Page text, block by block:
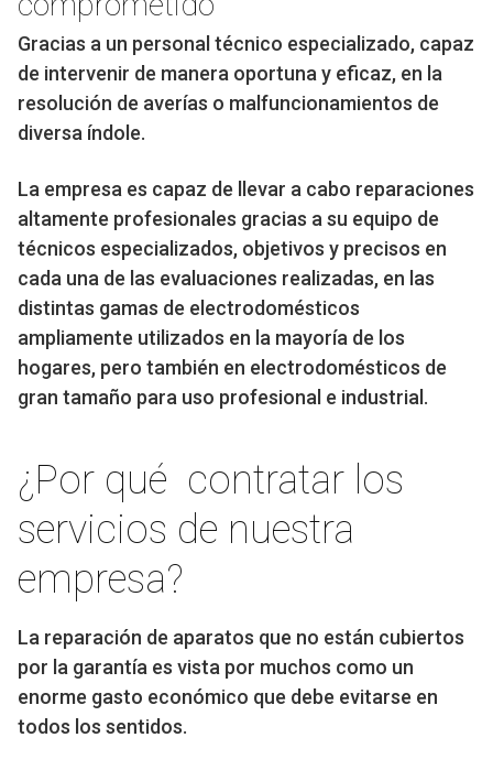
Gracias a un personal técnico especializado, capaz
de intervenir de manera oportuna y eficaz, en la
resolución de averías o malfuncionamientos de
diversa índole.
La empresa es capaz de llevar a cabo reparaciones
altamente profesionales gracias a su equipo de
técnicos especializados, objetivos y precisos en
cada una de las evaluaciones realizadas, en las
distintas gamas de electrodomésticos
ampliamente utilizados en la mayoría de los
hogares, pero también en electrodomésticos de
gran tamaño para uso profesional e industrial.
¿Por qué contratar los
servicios de nuestra
empresa?
La reparación de aparatos que no están cubiertos
por la garantía es vista por muchos como un
enorme gasto económico que debe evitarse en
todos los sentidos.